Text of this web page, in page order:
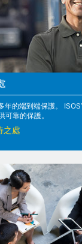
年的端到端保護。
可靠的保護。
之處